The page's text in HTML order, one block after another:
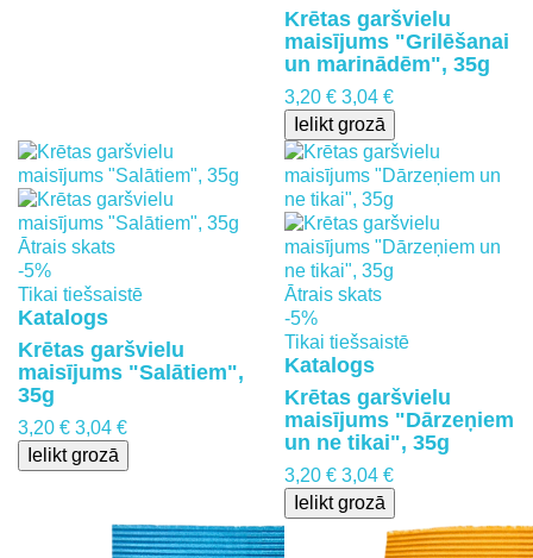
Krētas garšvielu
maisījums "Grilēšanai
un marinādēm", 35g
3,20 € 3,04 €
Ielikt grozā
Ātrais skats
-5%
Tikai tiešsaistē
Katalogs
Krētas garšvielu
maisījums "Salātiem",
35g
3,20 € 3,04 €
Ielikt grozā
Ātrais skats
-5%
Tikai tiešsaistē
Katalogs
Krētas garšvielu
maisījums "Dārzeņiem
un ne tikai", 35g
3,20 € 3,04 €
Ielikt grozā